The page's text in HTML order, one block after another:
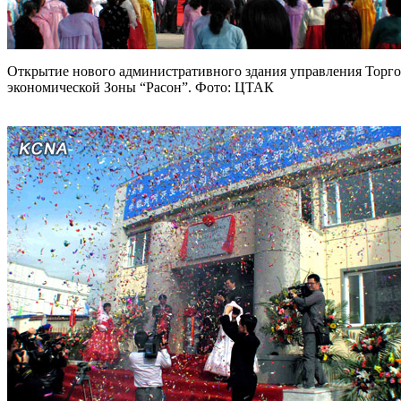
Открытие нового административного здания управления
экономической Зоны “Расон”. Фото: ЦТАК